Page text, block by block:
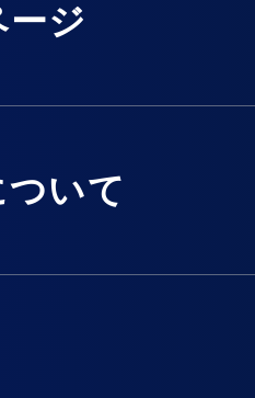
ージ
いて